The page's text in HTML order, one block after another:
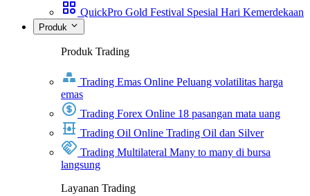
QuickPro Gold Festival Spesial Hari Kemerdekaan
Produk
Produk Trading
Trading Emas Online Peluang volatilitas harga
emas
Trading Forex Online 18 pasangan mata uang
Trading Oil Online Trading Oil dan Silver
Trading Multilateral Many to many di bursa
langsung
Layanan Trading